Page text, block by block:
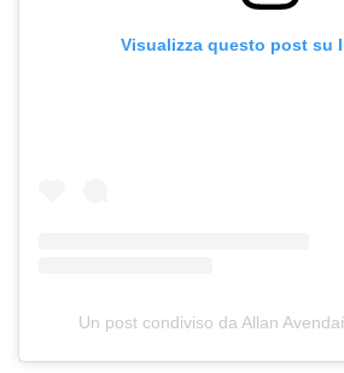
Visualizza questo post su
Un post condiviso da Allan